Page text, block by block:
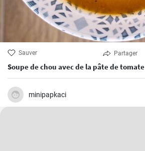
Sauver Partager
Soupe de chou avec de la pâte de tomate
minipapkaci